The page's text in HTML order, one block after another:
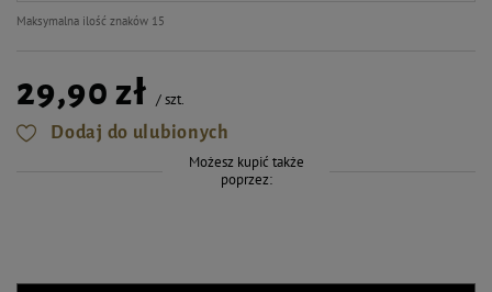
Maksymalna ilość znaków 15
29,90 zł /szt.
Dodaj do ulubionych
Możesz kupić także
poprzez: